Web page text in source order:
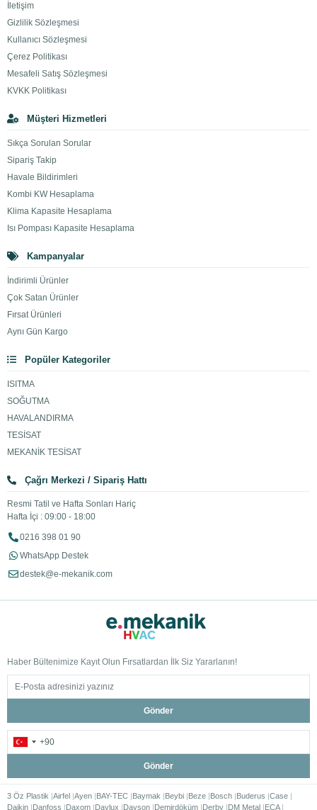
İletişim
Gizlilik Sözleşmesi
Kullanıcı Sözleşmesi
Çerez Politikası
Mesafeli Satış Sözleşmesi
KVKK Politikası
Müşteri Hizmetleri
Sıkça Sorulan Sorular
Sipariş Takip
Havale Bildirimleri
Kombi KW Hesaplama
Klima Kapasite Hesaplama
Isı Pompası Kapasite Hesaplama
Kampanyalar
İndirimli Ürünler
Çok Satan Ürünler
Fırsat Ürünleri
Aynı Gün Kargo
Popüler Kategoriler
ISITMA
SOĞUTMA
HAVALANDIRMA
TESİSAT
MEKANİK TESİSAT
Çağrı Merkezi / Sipariş Hattı
Resmi Tatil ve Hafta Sonları Hariç
Hafta İçi : 09:00 - 18:00
0216 398 01 90
WhatsApp Destek
destek@e-mekanik.com
Haber Bültenimize Kayıt Olun Fırsatlardan İlk Siz Yararlanın!
Gönder
Gönder
3 Öz Plastik Airfel Ayen BAY-TEC Baymak Beybi Beze Bosch Buderus Case
Daikin Danfoss Daxom Daylux Dayson Demirdöküm Derby DM Metal ECA